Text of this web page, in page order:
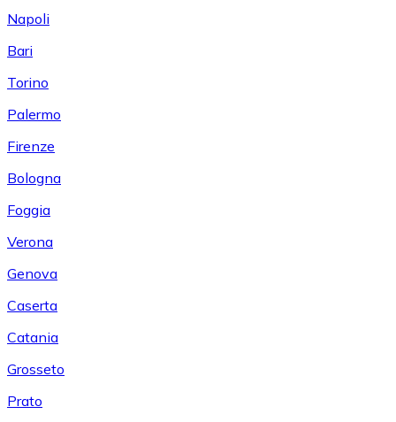
Napoli
Bari
Torino
Palermo
Firenze
Bologna
Foggia
Verona
Genova
Caserta
Catania
Grosseto
Prato